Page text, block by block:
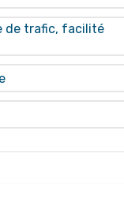
de trafic, facilité